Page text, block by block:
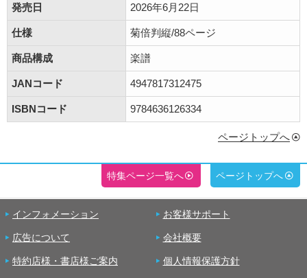
発売日 2026年6月22日
仕様 菊倍判縦/88ページ
商品構成 楽譜
JANコード 4947817312475
ISBNコード 9784636126334
ページトップへ
特集ページ一覧へ ページトップへ
インフォメーション お客様サポート
広告について 会社概要
特約店様・書店様ご案内 個人情報保護方針